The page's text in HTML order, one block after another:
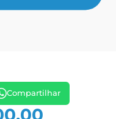
Compartilhar